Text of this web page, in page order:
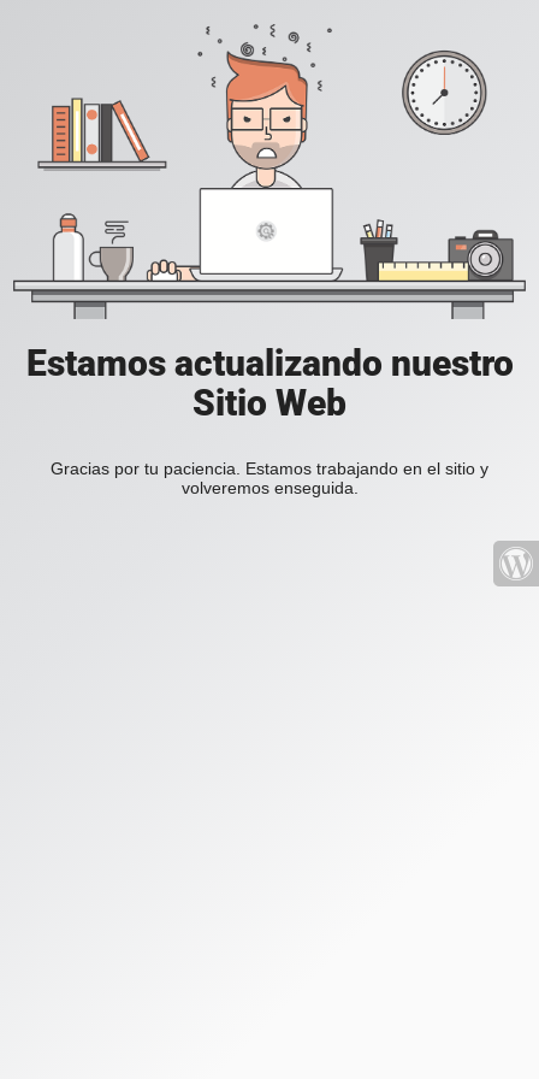
Estamos actualizando nuestro
Sitio Web
Gracias por tu paciencia. Estamos trabajando en el sitio y
volveremos enseguida.